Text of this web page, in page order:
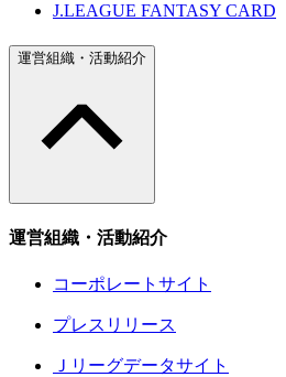
J.LEAGUE FANTASY CARD
運営組織・活動紹介
運営組織・活動紹介
コーポレートサイト
プレスリリース
Ｊリーグデータサイト